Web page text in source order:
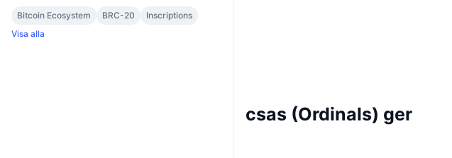
Bitcoin Ecosystem
BRC-20
Inscriptions
Visa alla
csas (Ordinals) ger